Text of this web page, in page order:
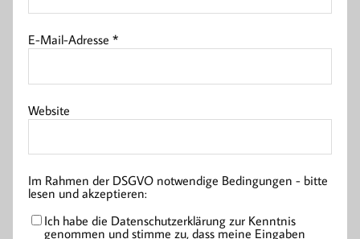
E-Mail-Adresse*
Website
Im Rahmen der DSGVO notwendige Bedingungen - bitte
lesen und akzeptieren:
Ich habe die Datenschutzerklärung zur Kenntnis
genommen und stimme zu, dass meine Eingaben